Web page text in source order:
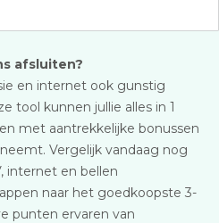
afsluiten?
en internet ook gunstig
tool kunnen jullie alles in 1
met aantrekkelijke bonussen
Vergelijk vandaag nog
internet en bellen
naar het goedkoopste 3-
punten ervaren van